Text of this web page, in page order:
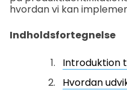
hvordan vi kan
Indholdsfortegnelse
Introduktion
Hvordan